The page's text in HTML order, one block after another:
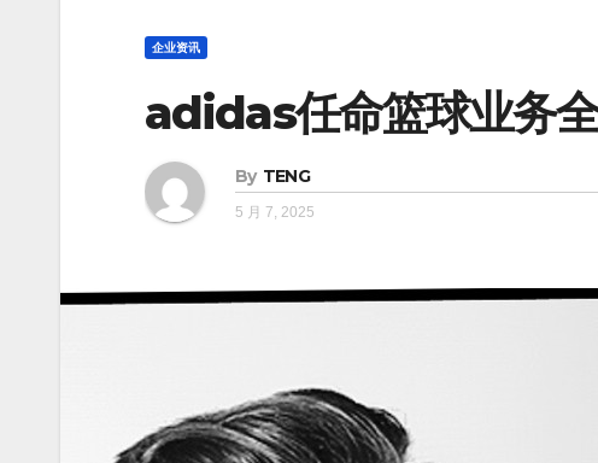
企业资讯
adidas任命篮球业务
By TENG
5 月 7, 2025